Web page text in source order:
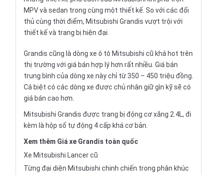
MPV và sedan trong cùng một thiết kế. So với các đối
thủ cùng thời điểm, Mitsubishi Grandis vượt trội với
thiết kế và trang bị hiện đại.
Grandis cũng là dòng xe ô tô Mitsubishi cũ khá hot trên
thị trường với giá bán hợp lý hơn rất nhiều. Giá bán
trung bình của dòng xe này chỉ từ 350 – 450 triệu đồng.
Cá biệt có các dòng xe được chủ nhân giữ gìn kỹ sẽ có
giá bán cao hơn.
Mitsubishi Grandis được trang bị động cơ xăng 2.4L, đi
kèm là hộp số tự động 4 cấp khá cơ bản.
Xem thêm Giá xe Grandis toàn quốc
Xe Mitsubishi Lancer cũ
Từng đại diện Mitsubishi chinh chiến trong phân khúc